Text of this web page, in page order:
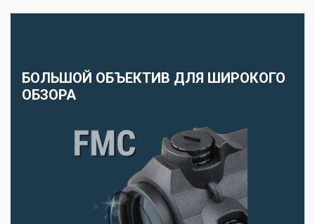
БОЛЬШОЙ ОБЪЕКТИВ ДЛЯ ШИРОКОГО
ОБЗОРА